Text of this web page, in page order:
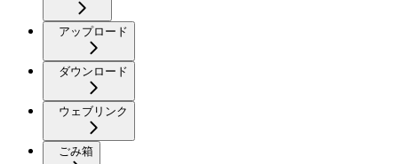
アップロード
ダウンロード
ウェブリンク
ごみ箱